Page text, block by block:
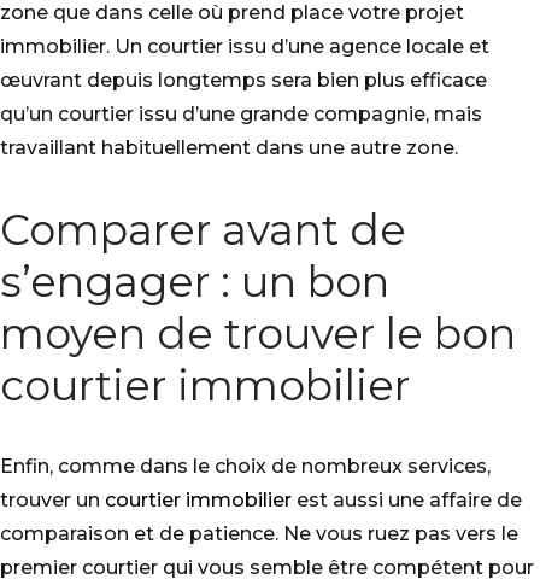
zone que dans celle où prend place votre projet
immobilier. Un courtier issu d’une agence locale et
œuvrant depuis longtemps sera bien plus efficace
qu’un courtier issu d’une grande compagnie, mais
travaillant habituellement dans une autre zone.
Comparer avant de
s’engager : un bon
moyen de trouver le bon
courtier immobilier
Enfin, comme dans le choix de nombreux services,
trouver un courtier immobilier est aussi une affaire de
comparaison et de patience. Ne vous ruez pas vers le
premier courtier qui vous semble être compétent pour